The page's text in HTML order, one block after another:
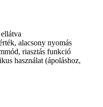
alacsony nyomás
riasztás funkció
használat (ápoláshoz,